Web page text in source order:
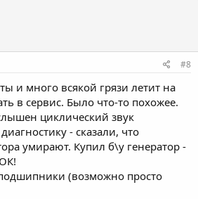
#8
и много всякой грязи летит на
в сервис. Было что-то похожее.
циклический звук
- сказали, что
умирают. Купил б\у генератор -
(возможно просто